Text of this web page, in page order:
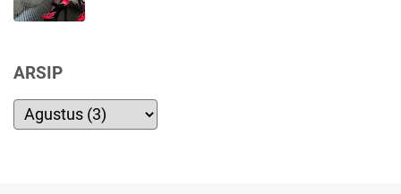
ARSIP